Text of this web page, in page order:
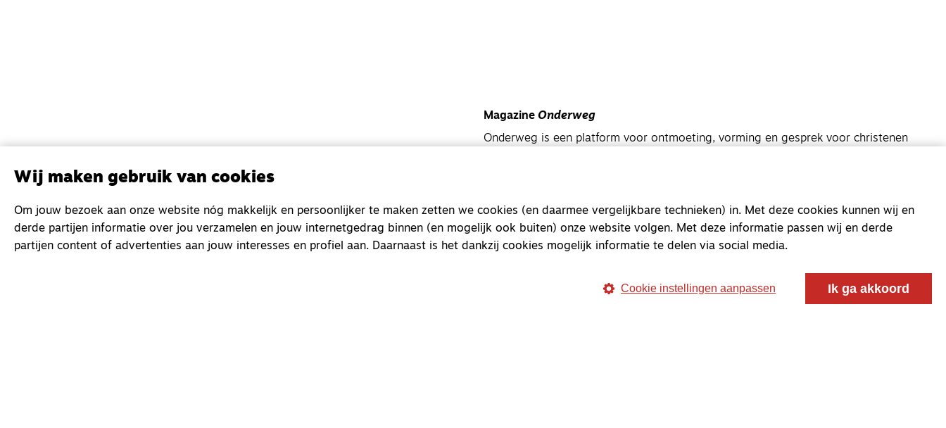
Magazine Onderweg
Onderweg is een platform voor ontmoeting, vorming en gesprek voor christenen
Kvk-nummer 33277063
NL46 INGB 0117 5827 86
Wij maken gebruik van cookies
Om jouw bezoek aan onze website nóg makkelijk en persoonlijker te maken zetten we cookies (en daarmee vergelijkbare technieken) in. Met deze cookies kunnen wij en
derde partijen informatie over jou verzamelen en jouw internetgedrag binnen (en mogelijk ook buiten) onze website volgen. Met deze informatie passen wij en derde
partijen content of advertenties aan jouw interesses en profiel aan. Daarnaast is het dankzij cookies mogelijk informatie te delen via social media.
Cookie instellingen aanpassen Ik ga akkoord